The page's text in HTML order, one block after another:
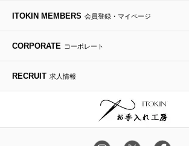
ITOKIN MEMBERS 会員登録・マイページ
CORPORATE コーポレート
RECRUIT 求人情報